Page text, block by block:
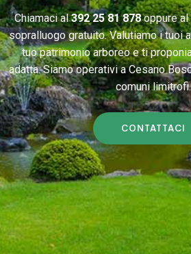
Chiamaci al392 25 81 878oppure al
sopralluogo gratuito. Valutiamo i tuoi
tuo patrimonio arboreo e ti
adatta. Siamo operativi a Cesano
comuni limitrofi.
CONTATTACI